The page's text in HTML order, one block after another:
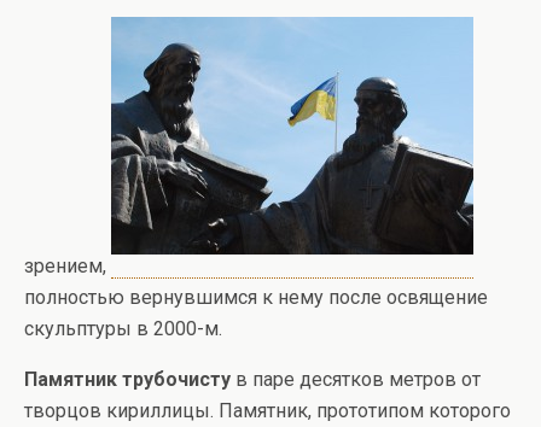
зрением,
полностью вернувшимся к нему после освящение
скульптуры в 2000-м.
Памятник трубочисту в паре десятков метров от
творцов кириллицы. Памятник, прототипом которого